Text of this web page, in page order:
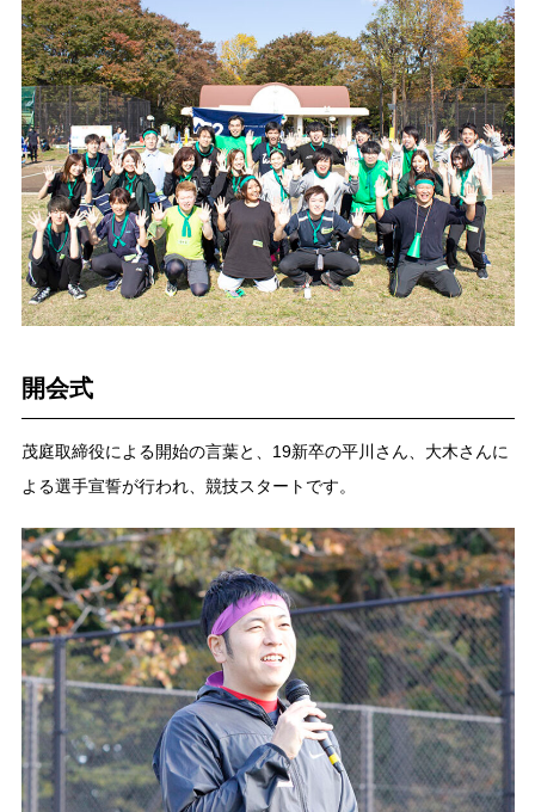
開会式
茂庭取締役による開始の言葉と、19新卒の平川さん、大木さんに
よる選手宣誓が行われ、競技スタートです。